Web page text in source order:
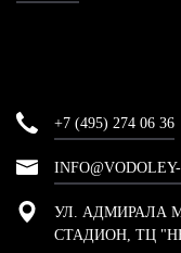
+7 (495) 274 06 36
УЛ. АДМИРАЛА
СТАДИОН, ТЦ